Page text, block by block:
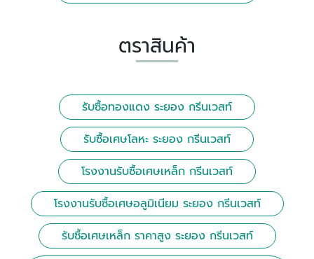
ตราสินค้า
รับซื้อทองแดง ระยอง กรีนเวสท์
รับซื้อเศษโลหะ ระยอง กรีนเวสท์
โรงงานรับซื้อเศษเหล็ก กรีนเวสท์
โรงงานรับซื้อเศษอลูมิเนียม ระยอง กรีนเวสท์
รับซื้อเศษเหล็ก ราคาสูง ระยอง กรีนเวสท์